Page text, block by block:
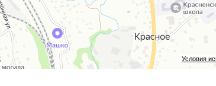
Условия